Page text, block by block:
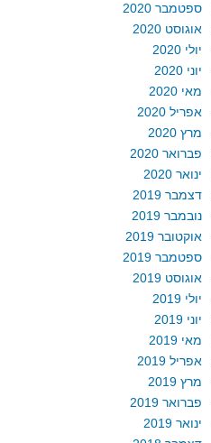
ספטמבר 2020
אוגוסט 2020
יולי 2020
יוני 2020
מאי 2020
אפריל 2020
מרץ 2020
פברואר 2020
ינואר 2020
דצמבר 2019
נובמבר 2019
אוקטובר 2019
ספטמבר 2019
אוגוסט 2019
יולי 2019
יוני 2019
מאי 2019
אפריל 2019
מרץ 2019
פברואר 2019
ינואר 2019